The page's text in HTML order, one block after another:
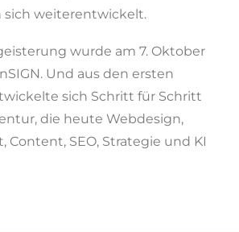
Gestaltung,
weiterentwickelt.
wurde am 7. Oktober
Und aus den ersten
sich Schritt für Schritt
die heute Webdesign,
Content, SEO, Strategie und KI